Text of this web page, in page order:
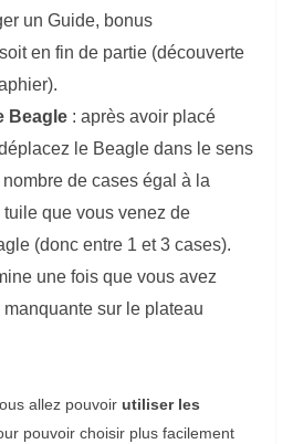
un Guide, bonus
en fin de partie (découverte
Beagle : après avoir placé
le Beagle dans le sens
nombre de cases égal à la
que vous venez de
(donc entre 1 et 3 cases).
une fois que vous avez
sur le plateau
allez pouvoir utiliser les
pouvoir choisir plus facilement